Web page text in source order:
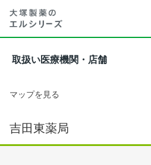
取扱い医療機関・店舗
マップを見る
吉田東薬局